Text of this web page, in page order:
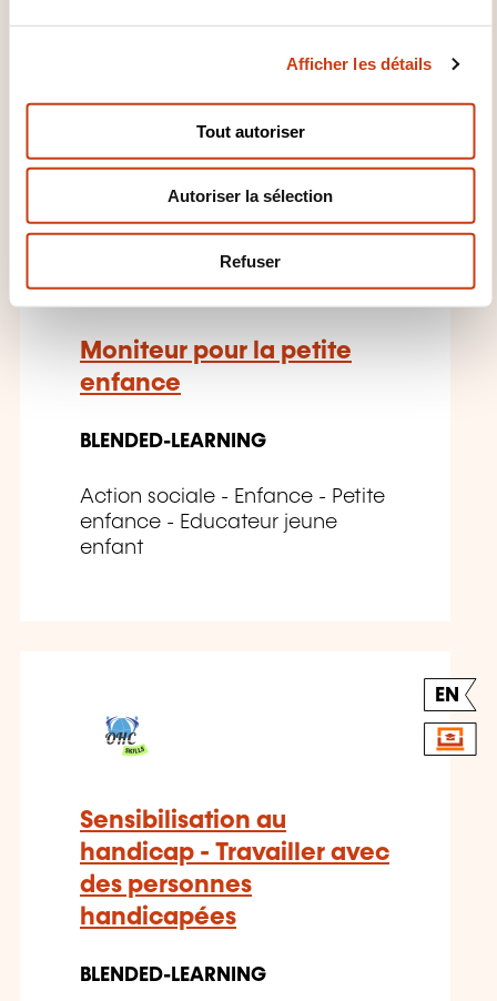
n
Afficher les détails
Tout autoriser
Autoriser la sélection
Refuser
CES FORMATIONS POURRAIENT
VOUS INTÉRESSER
EN
Moniteur pour la petite
enfance
BLENDED-LEARNING
Action sociale - Enfance - Petite
enfance - Educateur jeune
enfant
EN
Sensibilisation au
handicap - Travailler avec
des personnes
handicapées
BLENDED-LEARNING